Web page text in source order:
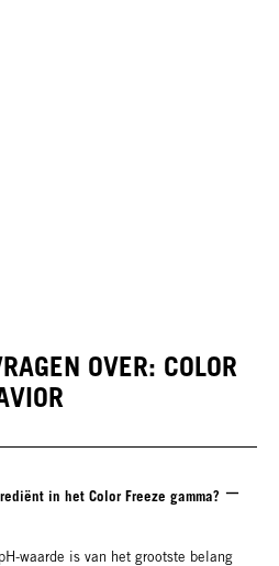
OVER: COLOR
in het Color Freeze gamma?
waarde is van het grootste belang